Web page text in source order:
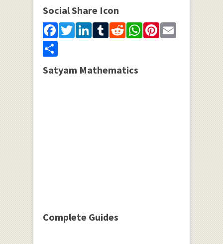
Social Share Icon
Facebook
Twitter
LinkedIn
Tumblr
Reddit
WhatsApp
Pinterest
Email
Share
Satyam Mathematics
Complete Guides